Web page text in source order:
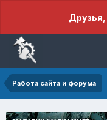
Работа сайта и форума